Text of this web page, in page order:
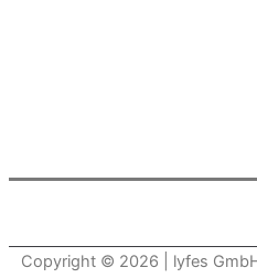
Copyright © 2026
| lyfes